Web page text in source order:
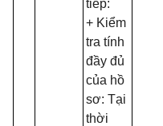
tiếp:
+ Kiểm
tra tính
đầy đủ
của hồ
sơ: Tại
thời